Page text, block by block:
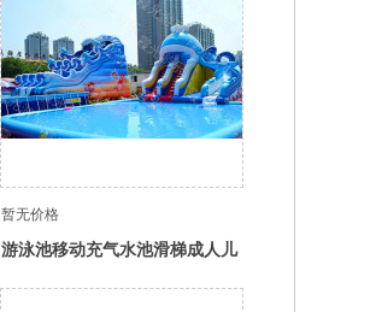
暂无价格
游泳池移动充气水池滑梯成人儿